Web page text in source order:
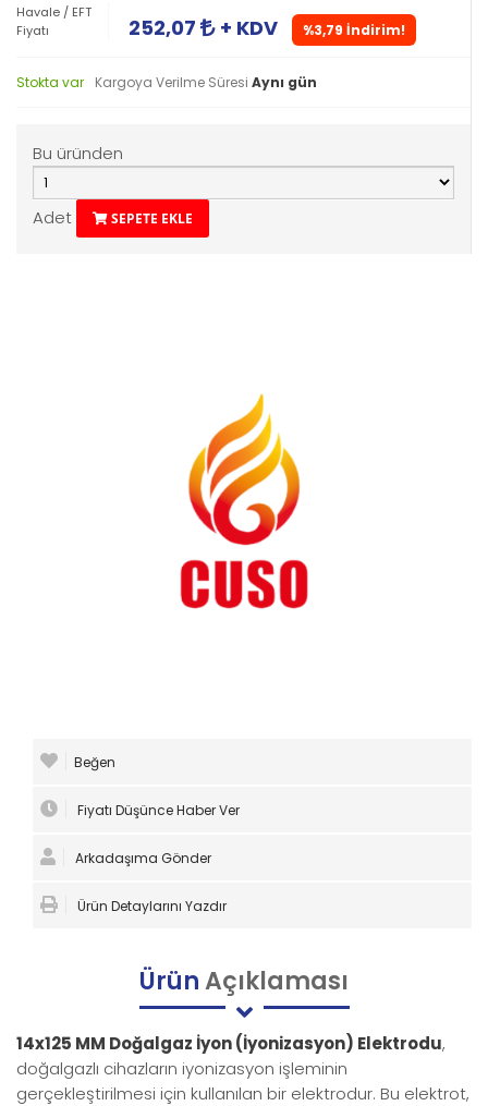
Havale / EFT
Fiyatı
252,07 + KDV %3,79 İndirim!
Stokta var Kargoya Verilme Süresi Aynı gün
Bu üründen
Adet SEPETE EKLE
Beğen
Fiyatı Düşünce Haber Ver
Arkadaşıma Gönder
Ürün Detaylarını Yazdır
ÜrünAçıklaması
14x125 MM Doğalgaz İyon (İyonizasyon) Elektrodu,
doğalgazlı cihazların iyonizasyon işleminin
gerçekleştirilmesi için kullanılan bir elektrodur. Bu elektrot,